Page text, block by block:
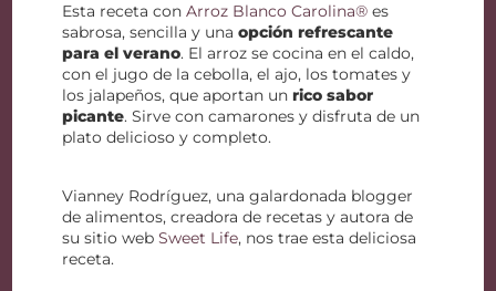
Esta receta conArroz Blanco Carolina® es
sabrosa, sencilla y unaopción refrescante
para el verano. El arroz se cocina en el caldo,
con el jugo de la cebolla, el ajo, los tomates y
los jalapeños, que aportan unrico sabor
picante. Sirve con camarones y disfruta de un
plato delicioso y completo.
Vianney Rodríguez, una galardonada blogger
de alimentos, creadora de recetas y autora de
su sitio webSweet Life, nos trae esta deliciosa
receta.